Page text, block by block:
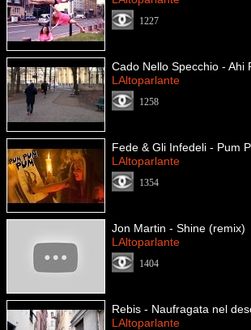
1227
Cado Nello Specchio - Ahi
LAltoparlante
1258
Fede & Gli Infedeli - Pum
LAltoparlante
1354
Jon Martin - Shine (remix)
LAltoparlante
1404
Rebis - Naufragata nel
LAltoparlante